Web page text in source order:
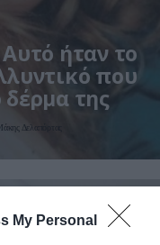
My Personal
ήταν το
που
της
Δελαπόρτας